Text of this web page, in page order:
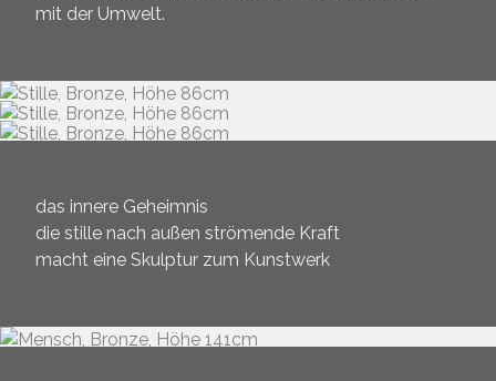
mit der Umwelt.
das innere Geheimnis
die stille nach außen strömende Kraft
macht eine Skulptur zum Kunstwerk